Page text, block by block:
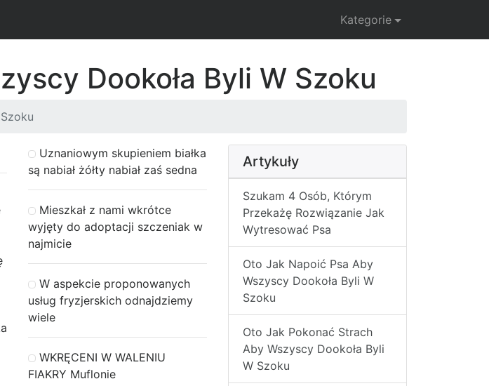
Kategorie
Dookoła Byli W Szoku
Uznaniowym skupieniem białka
są nabiał żółty nabiał zaś sedna
Mieszkał z nami wkrótce
wyjęty do adoptacji szczeniak w
najmicie
W aspekcie proponowanych
usług fryzjerskich odnajdziemy
wiele
WKRĘCENI W WALENIU
FIAKRY Muflonie
Artykuły
Szukam 4 Osób, Którym
Przekażę Rozwiązanie Jak
Wytresować Psa
Oto Jak Napoić Psa Aby
Wszyscy Dookoła Byli W
Szoku
Oto Jak Pokonać Strach
Aby Wszyscy Dookoła Byli
W Szoku